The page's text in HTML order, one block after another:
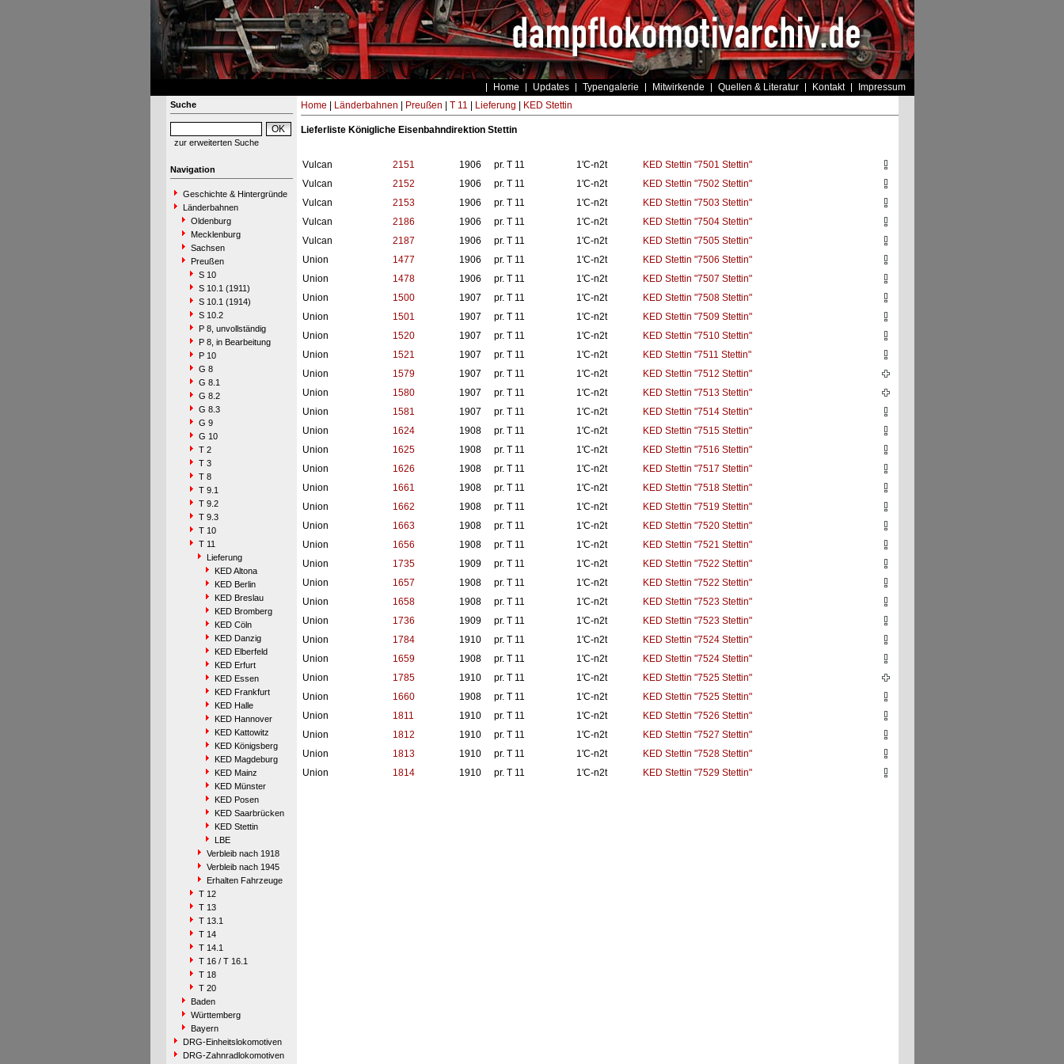
Home Updates Typengalerie Mitwirkende Quellen & Literatur Kontakt Impressum
Suche
zur erweiterten Suche
Navigation
Geschichte & Hintergründe
Länderbahnen
Oldenburg
Mecklenburg
Sachsen
Preußen
S 10
S 10.1 (1911)
S 10.1 (1914)
S 10.2
P 8, unvollständig
P 8, in Bearbeitung
P 10
G 8
G 8.1
G 8.2
G 8.3
G 9
G 10
T 2
T 3
T 8
T 9.1
T 9.2
T 9.3
T 10
T 11
Lieferung
KED Altona
KED Berlin
KED Breslau
KED Bromberg
KED Cöln
KED Danzig
KED Elberfeld
KED Erfurt
KED Essen
KED Frankfurt
KED Halle
KED Hannover
KED Kattowitz
KED Königsberg
KED Magdeburg
KED Mainz
KED Münster
KED Posen
KED Saarbrücken
KED Stettin
LBE
Verbleib nach 1918
Verbleib nach 1945
Erhalten Fahrzeuge
T 12
T 13
T 13.1
T 14
T 14.1
T 16 / T 16.1
T 18
T 20
Baden
Württemberg
Bayern
DRG-Einheitslokomotiven
DRG-Zahnradlokomotiven
Home Länderbahnen Preußen T 11 Lieferung KED Stettin
Lieferliste Königliche Eisenbahndirektion Stettin
Vulcan 2151 1906 pr. T 11 1'C-n2t
KED Stettin "7501 Stettin"
Vulcan
2152 1906 pr. T 11 1'C-n2t
KED Stettin "7502 Stettin"
Vulcan
2153 1906 pr. T 11 1'C-n2t
KED Stettin "7503 Stettin"
Vulcan
2186 1906 pr. T 11 1'C-n2t
KED Stettin "7504 Stettin"
Vulcan
2187 1906 pr. T 11 1'C-n2t
KED Stettin "7505 Stettin"
Union
1477 1906 pr. T 11 1'C-n2t
KED Stettin "7506 Stettin"
Union
1478 1906 pr. T 11 1'C-n2t
KED Stettin "7507 Stettin"
Union
1500 1907 pr. T 11 1'C-n2t
KED Stettin "7508 Stettin"
Union
1501 1907 pr. T 11 1'C-n2t
KED Stettin "7509 Stettin"
Union
1520 1907 pr. T 11 1'C-n2t
KED Stettin "7510 Stettin"
Union
1521 1907 pr. T 11 1'C-n2t
KED Stettin "7511 Stettin"
Union
1579 1907 pr. T 11 1'C-n2t
KED Stettin "7512 Stettin"
Union
1580 1907 pr. T 11 1'C-n2t
KED Stettin "7513 Stettin"
Union
1581 1907 pr. T 11 1'C-n2t
KED Stettin "7514 Stettin"
Union
1624 1908 pr. T 11 1'C-n2t
KED Stettin "7515 Stettin"
Union
1625 1908 pr. T 11 1'C-n2t
KED Stettin "7516 Stettin"
Union
1626 1908 pr. T 11 1'C-n2t
KED Stettin "7517 Stettin"
Union
1661 1908 pr. T 11 1'C-n2t
KED Stettin "7518 Stettin"
Union
1662 1908 pr. T 11 1'C-n2t
KED Stettin "7519 Stettin"
Union
1663 1908 pr. T 11 1'C-n2t
KED Stettin "7520 Stettin"
Union
1656 1908 pr. T 11 1'C-n2t
KED Stettin "7521 Stettin"
Union
1735 1909 pr. T 11 1'C-n2t
KED Stettin "7522 Stettin"
Union
1657 1908 pr. T 11 1'C-n2t
KED Stettin "7522 Stettin"
Union
1658 1908 pr. T 11 1'C-n2t
KED Stettin "7523 Stettin"
Union
1736 1909 pr. T 11 1'C-n2t
KED Stettin "7523 Stettin"
Union
1784 1910 pr. T 11 1'C-n2t
KED Stettin "7524 Stettin"
Union
1659 1908 pr. T 11 1'C-n2t
KED Stettin "7524 Stettin"
Union
1785 1910 pr. T 11 1'C-n2t
KED Stettin "7525 Stettin"
Union
1660 1908 pr. T 11 1'C-n2t
KED Stettin "7525 Stettin"
Union
1811 1910 pr. T 11 1'C-n2t
KED Stettin "7526 Stettin"
Union
1812 1910 pr. T 11 1'C-n2t
KED Stettin "7527 Stettin"
Union
1813 1910 pr. T 11 1'C-n2t
KED Stettin "7528 Stettin"
Union
1814 1910 pr. T 11 1'C-n2t KED Stettin "7529 Stettin"